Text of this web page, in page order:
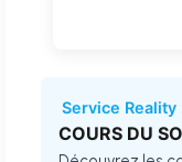
Service Reality
COURS DU